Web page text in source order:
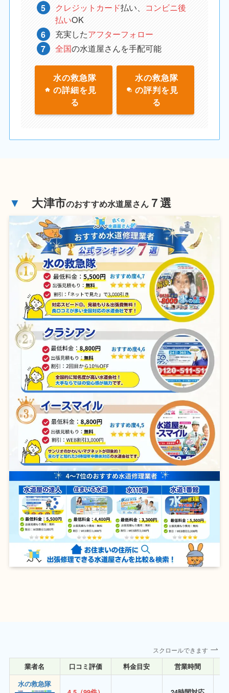
クレジットカード払い、 コンビニ後
払いOK
充実したアフターフォロー
全国の水道屋さんを手配可能
水の救急隊
の詳細を見
る
水の救急隊
の評判を見
る
▼ 大津市のおすすめ水道屋さん７選
スクロールできます
業者名 口コミ評価 料金目安 営業時間
水の救急隊